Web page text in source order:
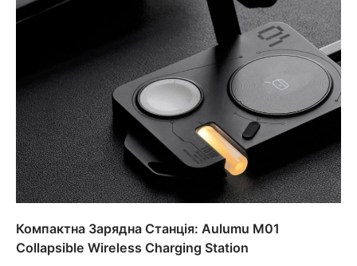
Компактна Зарядна Станція: Aulumu M01
Collapsible Wireless Charging Station